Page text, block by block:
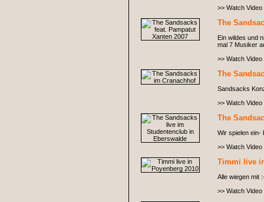
>> Watch Video
The
Ein wildes und
mal 7 Musiker
>> Watch Video
The
Sandsacks
>> Watch Video
The
Wir spielen ein-
>> Watch Video
Timmi live
Alle wiegen mit
>> Watch Video